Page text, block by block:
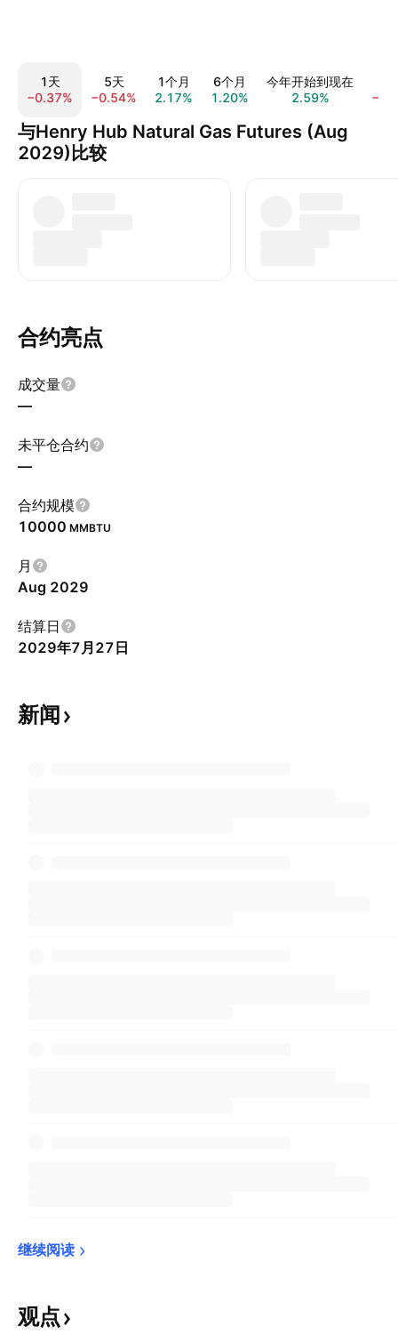
1天
−0.37%
5天
−0.54%
1个月
2.17%
6个月
1.20%
今年开始到现在
2.59%
与Henry Hub Natural Gas Futures (Aug
2029)比较
合约亮点
成交量
—
未平仓合约
—
合约规模
10000 MMBTU
月
Aug 2029
结算日
2029年7月27日
新闻
继续阅读
观点